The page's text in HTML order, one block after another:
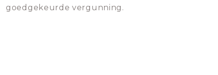
goedgekeurde vergunning.